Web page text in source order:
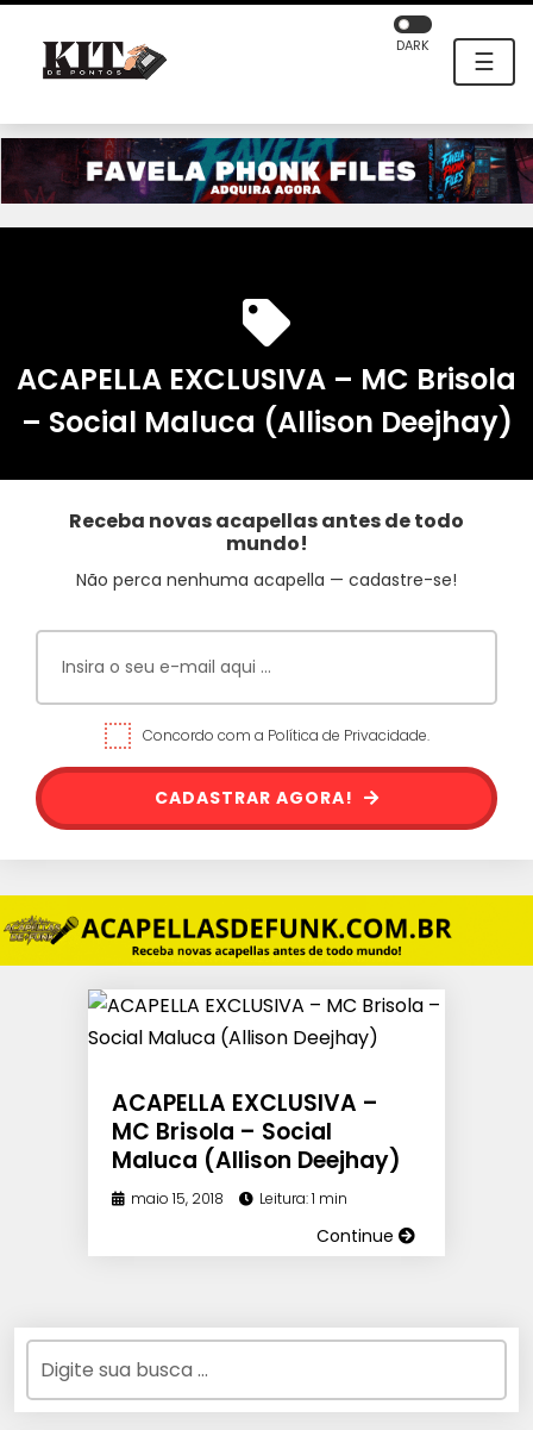
☰
DARK
ACAPELLA EXCLUSIVA – MC Brisola
– Social Maluca (Allison Deejhay)
Receba novas acapellas antes de todo
mundo!
Não perca nenhuma acapella — cadastre-se!
Concordo com a Política de Privacidade.
CADASTRAR AGORA!
ACAPELLA EXCLUSIVA –
MC Brisola – Social
Maluca (Allison Deejhay)
maio 15, 2018 Leitura: 1 min
Continue